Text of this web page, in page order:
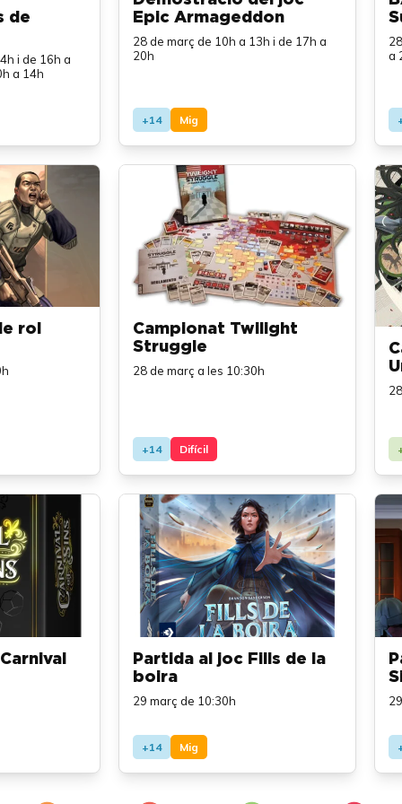
de
i de 16h a
a 14h
Epic Armageddon
28 de març de 10h a 13h i de 17h a
20h
+14 Mig
a
rol
Campionat Twilight
Struggle
28 de març a les 10:30h
+14 Difícil
Partida al joc Fills de la
boira
29 març de 10:30h
+14 Mig